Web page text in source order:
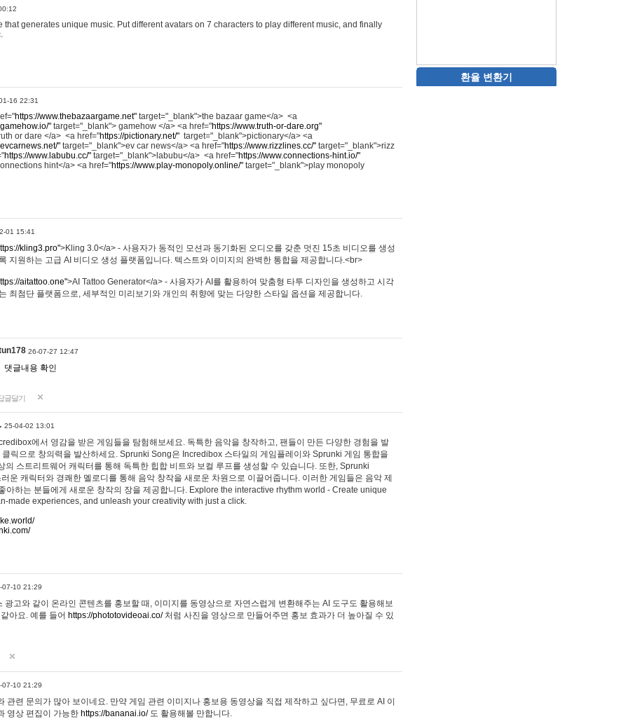
that generates unique music. Put different avatars on 7 characters to play different music, and finally
16 22:31
https://www.thebazaargame.net" target="_blank">the bazaar game</a> <a
" target="_blank"> gamehow </a> <a href="https://www.truth-or-dare.org"
or dare </a> <a href="https://pictionary.net/" target="_blank">pictionary</a> <a
" target="_blank">ev car news</a> <a href="https://www.rizzlines.cc/" target="_blank">rizz
https://www.labubu.cc/" target="_blank">labubu</a> <a href="https://www.connections-hint.io/"
hint</a> <a href="https://www.play-monopoly.online/" target="_blank">play monopoly
01 15:41
kling3.pro">Kling 3.0</a> - 사용자가 동적인 모션과 동기화된 오디오를 갖춘 멋진 15초 비디오를 생성
지원하는 고급 AI 비디오 생성 플랫폼입니다. 텍스트와 이미지의 완벽한 통합을 제공합니다.<br>
aitattoo.one">AI Tattoo Generator</a> - 사용자가 AI를 활용하여 맞춤형 타투 디자인을 생성하고 시각
최첨단 플랫폼으로, 세부적인 미리보기와 개인의 취향에 맞는 다양한 스타일 옵션을 제공합니다.
26-07-27 12:47
댓글내용 확인
글달기
25-04-02 13:01
에서 영감을 받은 게임들을 탐험해보세요. 독특한 음악을 창작하고, 팬들이 만든 다양한 경험을 발
클릭으로 창의력을 발산하세요. Sprunki Song은 Incredibox 스타일의 게임플레이와 Sprunki 게임 통합을
의 스트리트웨어 캐릭터를 통해 독특한 힙합 비트와 보컬 루프를 생성할 수 있습니다. 또한, Sprunki
운 캐릭터와 경쾌한 멜로디를 통해 음악 창작을 새로운 차원으로 이끌어줍니다. 이러한 게임들은 음악 제
아하는 분들에게 새로운 창작의 장을 제공합니다. Explore the interactive rhythm world - Create unique
made experiences, and unleash your creativity with just a click.
07-10 21:29
광고와 같이 온라인 콘텐츠를 홍보할 때, 이미지를 동영상으로 자연스럽게 변환해주는 AI 도구도 활용해보
아요. 예를 들어 https://phototovideoai.co/처럼 사진을 영상으로 만들어주면 홍보 효과가 더 높아질 수 있
07-10 21:29
관련 문의가 많아 보이네요. 만약 게임 관련 이미지나 홍보용 동영상을 직접 제작하고 싶다면, 무료로 AI 이
영상 편집이 가능한 https://bananai.io/도 활용해볼 만합니다.
환율 변환기